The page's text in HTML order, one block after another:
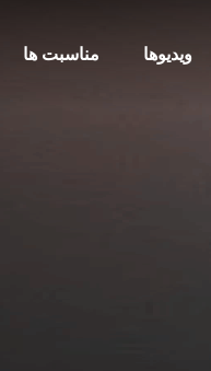
مناسبت ها ویدیوها